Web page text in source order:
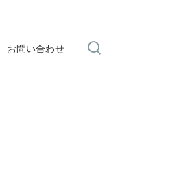
お問い合わせ